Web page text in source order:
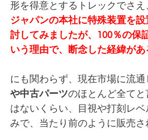
形を得意とするトレックでさえ
ジャパンの本社に特殊装置を
討してみましたが、100％の保
いう理由で、断念した経緯があ
にも関わらず、現在市場に流通
や中古パーツのほとんど全て
はないくらい、目視や打刻レ
みで、当たり前のように販売さ